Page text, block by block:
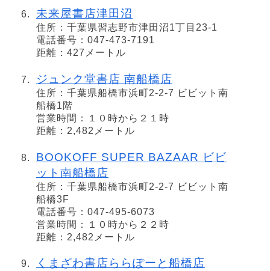
未来屋書店津田沼
住所：千葉県習志野市津田沼1丁目23-1
電話番号：047-473-7191
距離：427メートル
ジュンク堂書店 南船橋店
住所：千葉県船橋市浜町2-2-7 ビビット南
船橋1階
営業時間：１０時から２１時
距離：2,482メートル
BOOKOFF SUPER BAZAAR ビビ
ット南船橋店
住所：千葉県船橋市浜町2-2-7 ビビット南
船橋3F
電話番号：047-495-6073
営業時間：１０時から２２時
距離：2,482メートル
くまざわ書店ららぽーと船橋店